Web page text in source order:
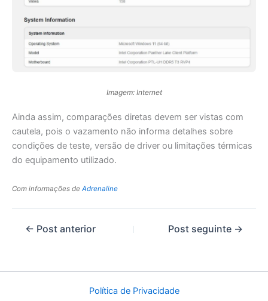
Imagem: Internet
Ainda assim, comparações diretas devem ser vistas com
cautela, pois o vazamento não informa detalhes sobre
condições de teste, versão de driver ou limitações térmicas
do equipamento utilizado.
Com informações de Adrenaline
← Post anterior Post seguinte →
Política de Privacidade